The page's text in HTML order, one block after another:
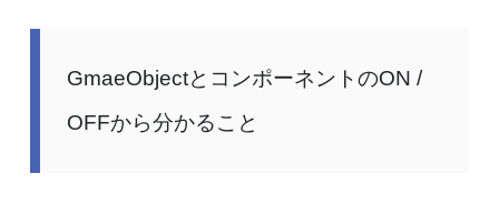
GmaeObjectとコンポーネントのON /
OFFから分かること